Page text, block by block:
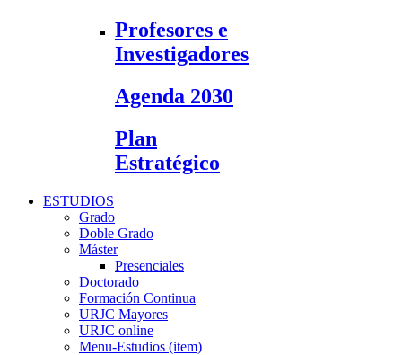
Profesores e
Investigadores
Agenda 2030
Plan
Estratégico
ESTUDIOS
Grado
Doble Grado
Máster
Presenciales
Doctorado
Formación Continua
URJC Mayores
URJC online
Menu-Estudios (item)